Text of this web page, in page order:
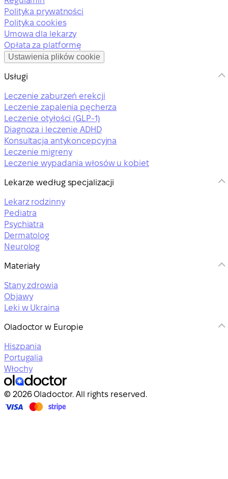
Polityka prywatności
Polityka cookies
Umowa dla lekarzy
Opłata za platformę
Ustawienia plików cookie
Usługi
Leczenie zaburzeń erekcji
Leczenie zapalenia pęcherza
Leczenie otyłości (GLP-1)
Diagnoza i leczenie ADHD
Konsultacja antykoncepcyjna
Leczenie migreny
Leczenie wypadania włosów u kobiet
Lekarze według specjalizacji
Lekarz rodzinny
Pediatra
Psychiatra
Dermatolog
Neurolog
Materiały
Stany zdrowia
Objawy
Leki w Ukraina
Oladoctor w Europie
Hiszpania
Portugalia
Włochy
© 2026 Oladoctor. All rights reserved.